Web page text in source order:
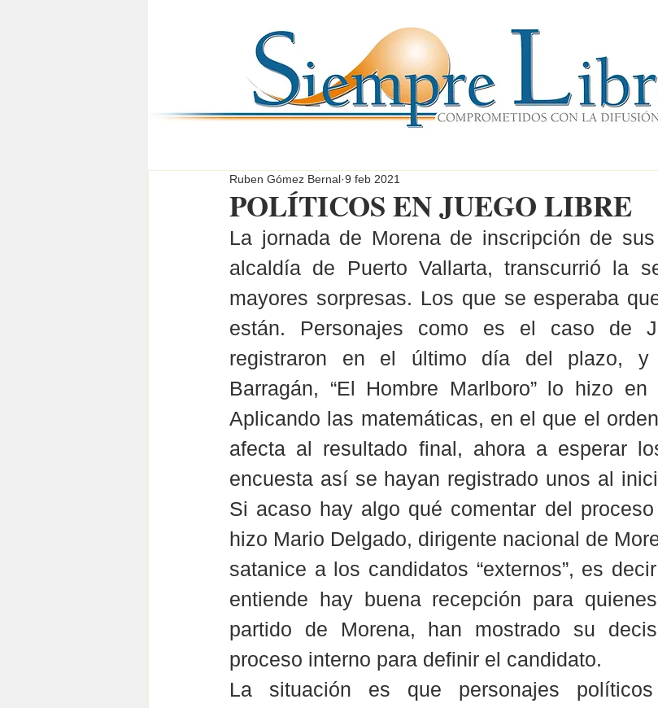
POLÍTICOS EN JUEGO LIBRE
Ruben Gómez Bernal 9 feb 2021
La jornada de Morena de inscripción de
alcaldía de Puerto Vallarta, transcurrió la
mayores sorpresas. Los que se esperaba
están. Personajes como es el caso de
registraron en el último día del plazo, y
Barragán, “El Hombre Marlboro” lo hizo
Aplicando las matemáticas, en el que el
afecta al resultado final, ahora a esperar
encuesta así se hayan registrado unos al
Si acaso hay algo qué comentar del
hizo Mario Delgado, dirigente nacional de
satanice a los candidatos “externos”, es
entiende hay buena recepción para
partido de Morena, han mostrado su
proceso interno para definir el candidato.
La situación es que personajes